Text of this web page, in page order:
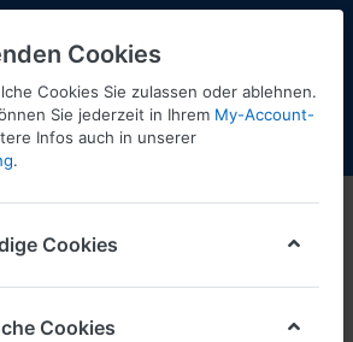
Shopaktualisierung
Cookies
Cookies Sie zulassen oder ablehnen.
Sie jederzeit in Ihrem My-Account-
Infos auch in unserer
.
Cookies
Cookies